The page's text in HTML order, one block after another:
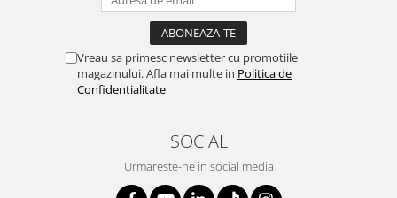
Vreau sa primesc newsletter cu promotiile
magazinului. Afla mai multe in Politica de
Confidentialitate
SOCIAL
Urmareste-ne in social media